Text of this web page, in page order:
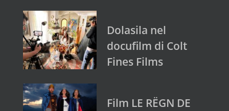
Dolasila nel
docufilm di Colt
Fines Films
Film LE RËGN DE